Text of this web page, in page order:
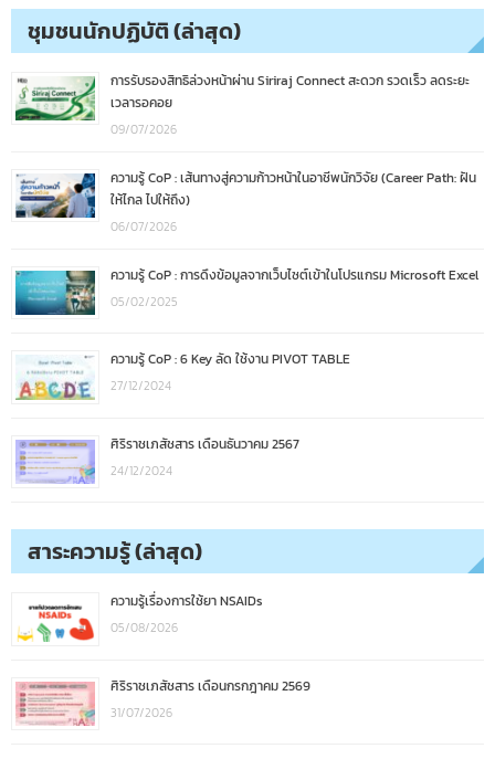
ชุมชนนักปฏิบัติ (ล่าสุด)
การรับรองสิทธิล่วงหน้าผ่าน Siriraj Connect สะดวก รวดเร็ว ลดระยะ
เวลารอคอย
09/07/2026
ความรู้ CoP : เส้นทางสู่ความก้าวหน้าในอาชีพนักวิจัย (Career Path: ฝัน
ให้ไกล ไปให้ถึง)
06/07/2026
ความรู้ CoP : การดึงข้อมูลจากเว็บไซต์เข้าในโปรแกรม Microsoft Excel
05/02/2025
ความรู้ CoP : 6 Key ลัด ใช้งาน PIVOT TABLE
27/12/2024
ศิริราชเภสัชสาร เดือนธันวาคม 2567
24/12/2024
สาระความรู้ (ล่าสุด)
ความรู้เรื่องการใช้ยา NSAIDs
05/08/2026
ศิริราชเภสัชสาร เดือนกรกฎาคม 2569
31/07/2026